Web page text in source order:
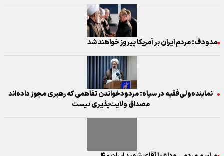
مدودف: مردم ایران بر آمریکا پیروز خواهند شد
نماینده‌ولی‌فقیه در سپاه: مردودخواندن تفاهمی که رهبری مجوز داده‌اند
مصداق ولایت‌پذیری نیست